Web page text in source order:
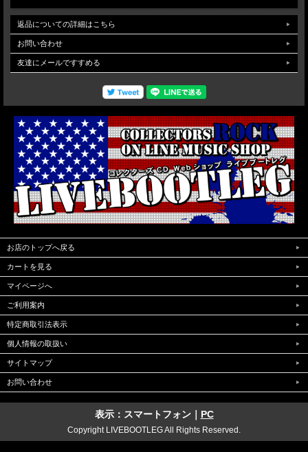
返品についての詳細はこちら
お問い合わせ
友達にメールですすめる
お店のトップへ戻る
カートを見る
マイページへ
ご利用案内
特定商取引法表示
個人情報の取扱い
サイトマップ
お問い合わせ
表示：スマートフォン｜ PC
Copyright LIVEBOOTLEG All Rights Reserved.